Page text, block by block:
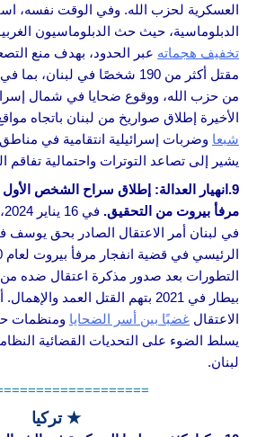
العسكرية لحزب الله. وفي الوقت نفسه،
الدبلوماسية، حيث حث الدبلوماسيون
تخفيف هجماته عبر الحدود، بهدف منع
مقتل أكثر من 190 شخصًا في
من حزب الله، ووقوع ضحايا في شمال
الأخيرة إطلاق صواريخ من لبنان باتجاه
شبعا وضربات إسرائيلية انتقامية في مناطق
يشير إلى تصاعد التوترات واحتمالية
9.انهيار العدالة: إطلاق سراح الشخص
مرفأ بيروت من التحقيق.
في لبنان أمر الاعتقال الصادر بحق يوسف
التطورات بعد صدور مذكرة اعتقال ضده
بيطار في 2021 بتهم القتل العمد
الاعتقال غضبًا بين أسر الضحايا ومنظمات
يسلط الضوء على التحديات القضائية
لبنان.
★ تركيا